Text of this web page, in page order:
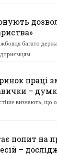
багато
праці
–
визнають, що
попит на
–